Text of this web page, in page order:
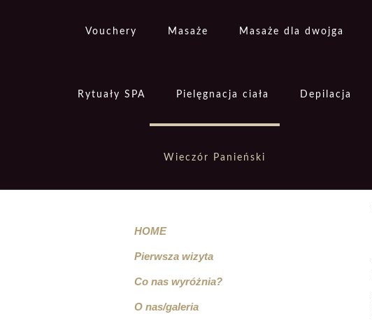
Vouchery Masaże Masaże dla dwojga
Rytuały SPA Pielęgnacja ciała Depilacja
Wieczór Panieński
HOME
Pierwsza wizyta
Co nas wyróżnia?
O nas/galeria